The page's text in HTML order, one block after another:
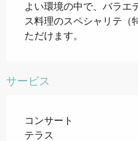
よい環境の中で、バラエ
ス料理のスペシャリテ（
ただけます。
サービス
コンサート
テラス